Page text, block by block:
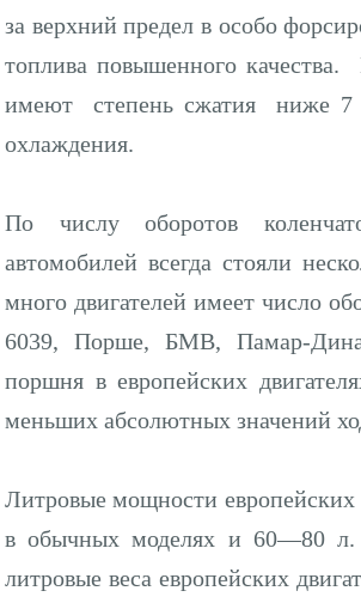
за верхний предел в особо
топлива повышенного
имеют степень сжатия ниже 7
охлаждения.
По числу оборотов
автомобилей всегда стояли
много двигателей имеет число
6039, Порше, БМВ, Памар-
поршня в европейских
меньших абсолютных значений
Литровые мощности
в обычных моделях и 60—80 л.
литровые веса европейских